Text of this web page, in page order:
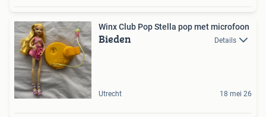
Winx Club Pop Stella pop met microfoon
Bieden Details
Utrecht 18 mei 26